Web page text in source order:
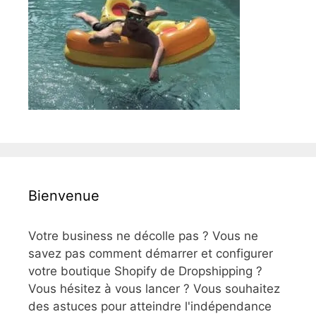
Bienvenue
Votre business ne décolle pas ? Vous ne
savez pas comment démarrer et configurer
votre boutique Shopify de Dropshipping ?
Vous hésitez à vous lancer ? Vous souhaitez
des astuces pour atteindre l'indépendance